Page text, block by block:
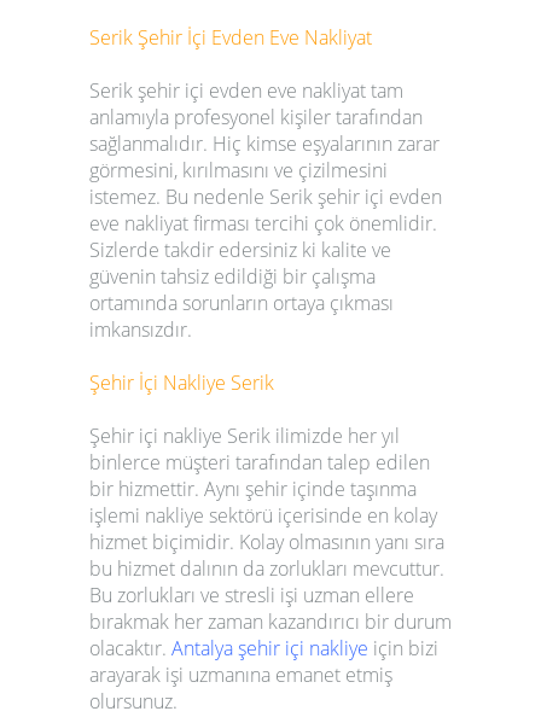
Serik Şehir İçi Evden Eve Nakliyat
Serik şehir içi evden eve nakliyattam
anlamıyla profesyonel kişiler tarafından
sağlanmalıdır. Hiç kimse eşyalarının zarar
görmesini, kırılmasını ve çizilmesini
istemez. Bu nedenle Serik şehir içi evden
eve nakliyat firması tercihi çok önemlidir.
Sizlerde takdir edersiniz ki kalite ve
güvenin tahsiz edildiği bir çalışma
ortamında sorunların ortaya çıkması
imkansızdır.
Şehir İçi Nakliye Serik
Şehir içi nakliye Serik ilimizde her yıl
binlerce müşteri tarafından talep edilen
bir hizmettir. Aynı şehir içinde taşınma
işlemi nakliye sektörü içerisinde en kolay
hizmet biçimidir. Kolay olmasının yanı sıra
bu hizmet dalının da zorlukları mevcuttur.
Bu zorlukları ve stresli işi uzman ellere
bırakmak her zaman kazandırıcı bir durum
olacaktır. Antalya şehir içi nakliye için bizi
arayarak işi uzmanına emanet etmiş
olursunuz.